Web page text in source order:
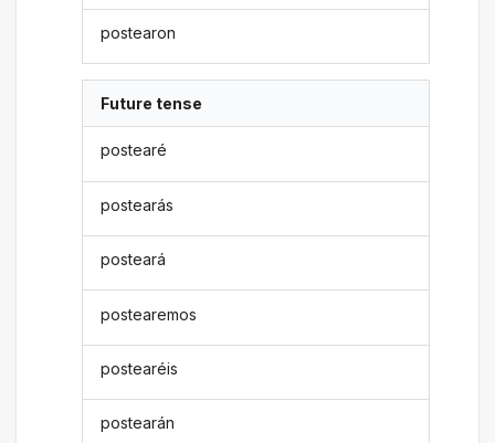
postearon
Future tense
postearé
postearás
posteará
postearemos
postearéis
postearán